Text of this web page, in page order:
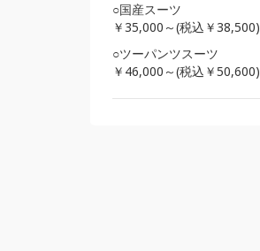
○国産スーツ
￥35,000～(税込￥38,500)
○ツーパンツスーツ
￥46,000～(税込￥50,600)